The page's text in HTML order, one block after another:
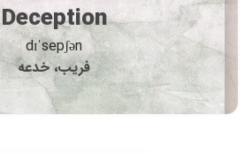
Deception
dɪˈsepʃən
فریب، خدعه